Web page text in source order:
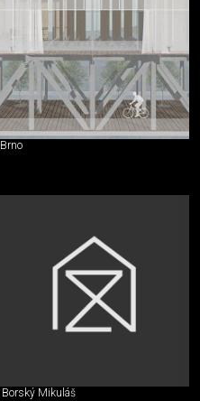
Brno
Borský Mikuláš